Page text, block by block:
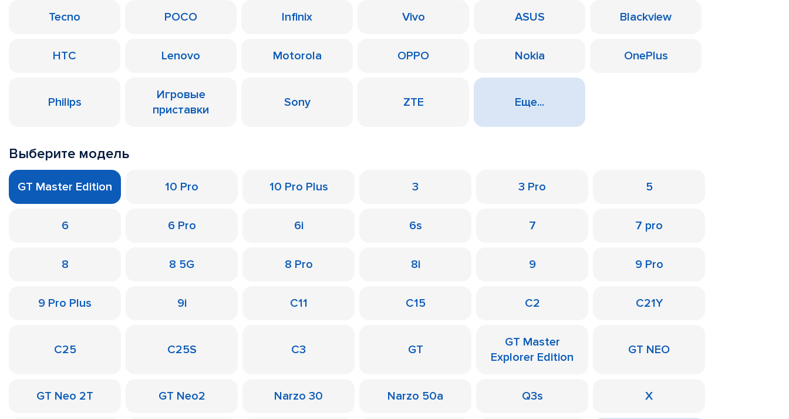
Tecno POCO Infinix Vivo ASUS Blackview
HTC Lenovo Motorola OPPO Nokia OnePlus
Philips
Игровые
приставки
Sony ZTE Еще...
Выберите модель
GT Master Edition 10 Pro 10 Pro Plus 3 3 Pro 5
6 6 Pro 6i 6s 7 7 pro
8 8 5G 8 Pro 8i 9 9 Pro
9 Pro Plus 9i C11 C15 C2 C21Y
C25 C25S C3 GT
GT Master
Explorer Edition
GT NEO
GT Neo 2T GT Neo2 Narzo 30 Narzo 50a Q3s X